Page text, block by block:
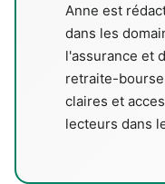
Anne est
dans les
l'assurance et
retraite-
claires et
lecteurs dans